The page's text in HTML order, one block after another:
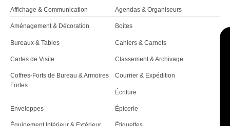
i
c
l
e
Affichage & Communication Agendas & Organiseurs
Aménagement & Décoration Boites
Bureaux & Tables Cahiers & Carnets
Cartes de Visite Classement & Archivage
Coffres-Forts de Bureau & Armoires
Fortes
Courrier & Expédition
Écriture
Enveloppes Épicerie